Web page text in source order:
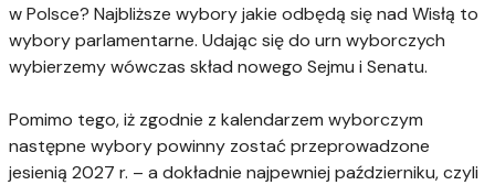
w Polsce? Najbliższe wybory jakie odbędą się nad Wisłą to
wybory parlamentarne. Udając się do urn wyborczych
wybierzemy wówczas skład nowego Sejmu i Senatu.
Pomimo tego, iż zgodnie z kalendarzem wyborczym
następne wybory powinny zostać przeprowadzone
jesienią 2027 r. – a dokładnie najpewniej październiku, czyli